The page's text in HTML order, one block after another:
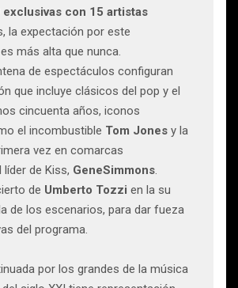
exclusivas con 15 artistas
la expectación por este
más alta que nunca.
de espectáculos configuran
que incluye clásicos del pop y el
cincuenta años, iconos
el incombustible Tom Jones y la
vez en comarcas
de Kiss, GeneSimmons.
de Umberto Tozzi en la su
de los escenarios, para dar fueza
del programa.
por los grandes de la música